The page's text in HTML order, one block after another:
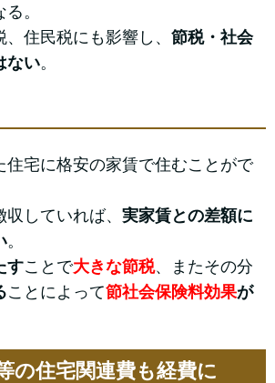
る。
住民税にも影響し、 節税・社会
ない。
住宅に格安の家賃で住むことがで
していれば、 実家賃との差額に
。
すことで大きな節税、またその分
ことによって節社会保険料効果が
の住宅関連費も経費に